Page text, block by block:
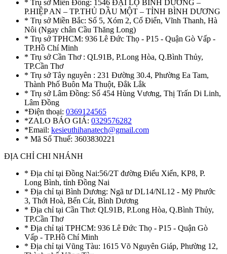
* Trụ sở Miền Đông: 1546 ĐẠI LỘ BÌNH DƯƠNG –
P.HIỆP AN – TP.THỦ DẦU MỘT – TỈNH BÌNH DƯƠNG
* Trụ sở Miền Bắc: Số 5, Xóm 2, Cổ Điển, Vĩnh Thanh, Hà
Nôi (Ngay chân Cầu Thăng Long)
* Trụ sở TPHCM: 936 Lê Đức Thọ - P15 - Quận Gò Vấp -
TP.Hồ Chí Minh
* Trụ sở Cần Thơ : QL91B, P.Long Hòa, Q.Bình Thủy,
TP.Cần Thơ
* Trụ sở Tây nguyên : 231 Đường 30.4, Phường Ea Tam,
Thành Phố Buôn Ma Thuột, Đắk Lắk
* Trụ sở Lâm Đồng: Số 454 Hùng Vương, Thị Trấn Di Linh,
Lâm Đồng
*Điện thoại: 0369124565
*ZALO BÁO GIÁ: 0329576282
*Email: kesieuthihanatech@gmail.com
* Mã Số Thuế: 3603830221
ĐỊA CHỈ CHI NHÁNH
* Địa chỉ tại Đồng Nai:56/2T đường Điểu Xiển, KP8, P.
Long Bình, tỉnh Đồng Nai
* Địa chỉ tại Bình Dương: Ngã tư DL14/NL12 - Mỹ Phước
3, Thới Hoà, Bến Cát, Bình Dương
* Địa chỉ tại Cần Thơ: QL91B, P.Long Hòa, Q.Bình Thủy,
TP.Cần Thơ
* Địa chỉ tại TPHCM: 936 Lê Đức Thọ - P15 - Quận Gò
Vấp - TP.Hồ Chí Minh
* Địa chỉ tại Vũng Tàu: 1615 Võ Nguyên Giáp, Phường 12,